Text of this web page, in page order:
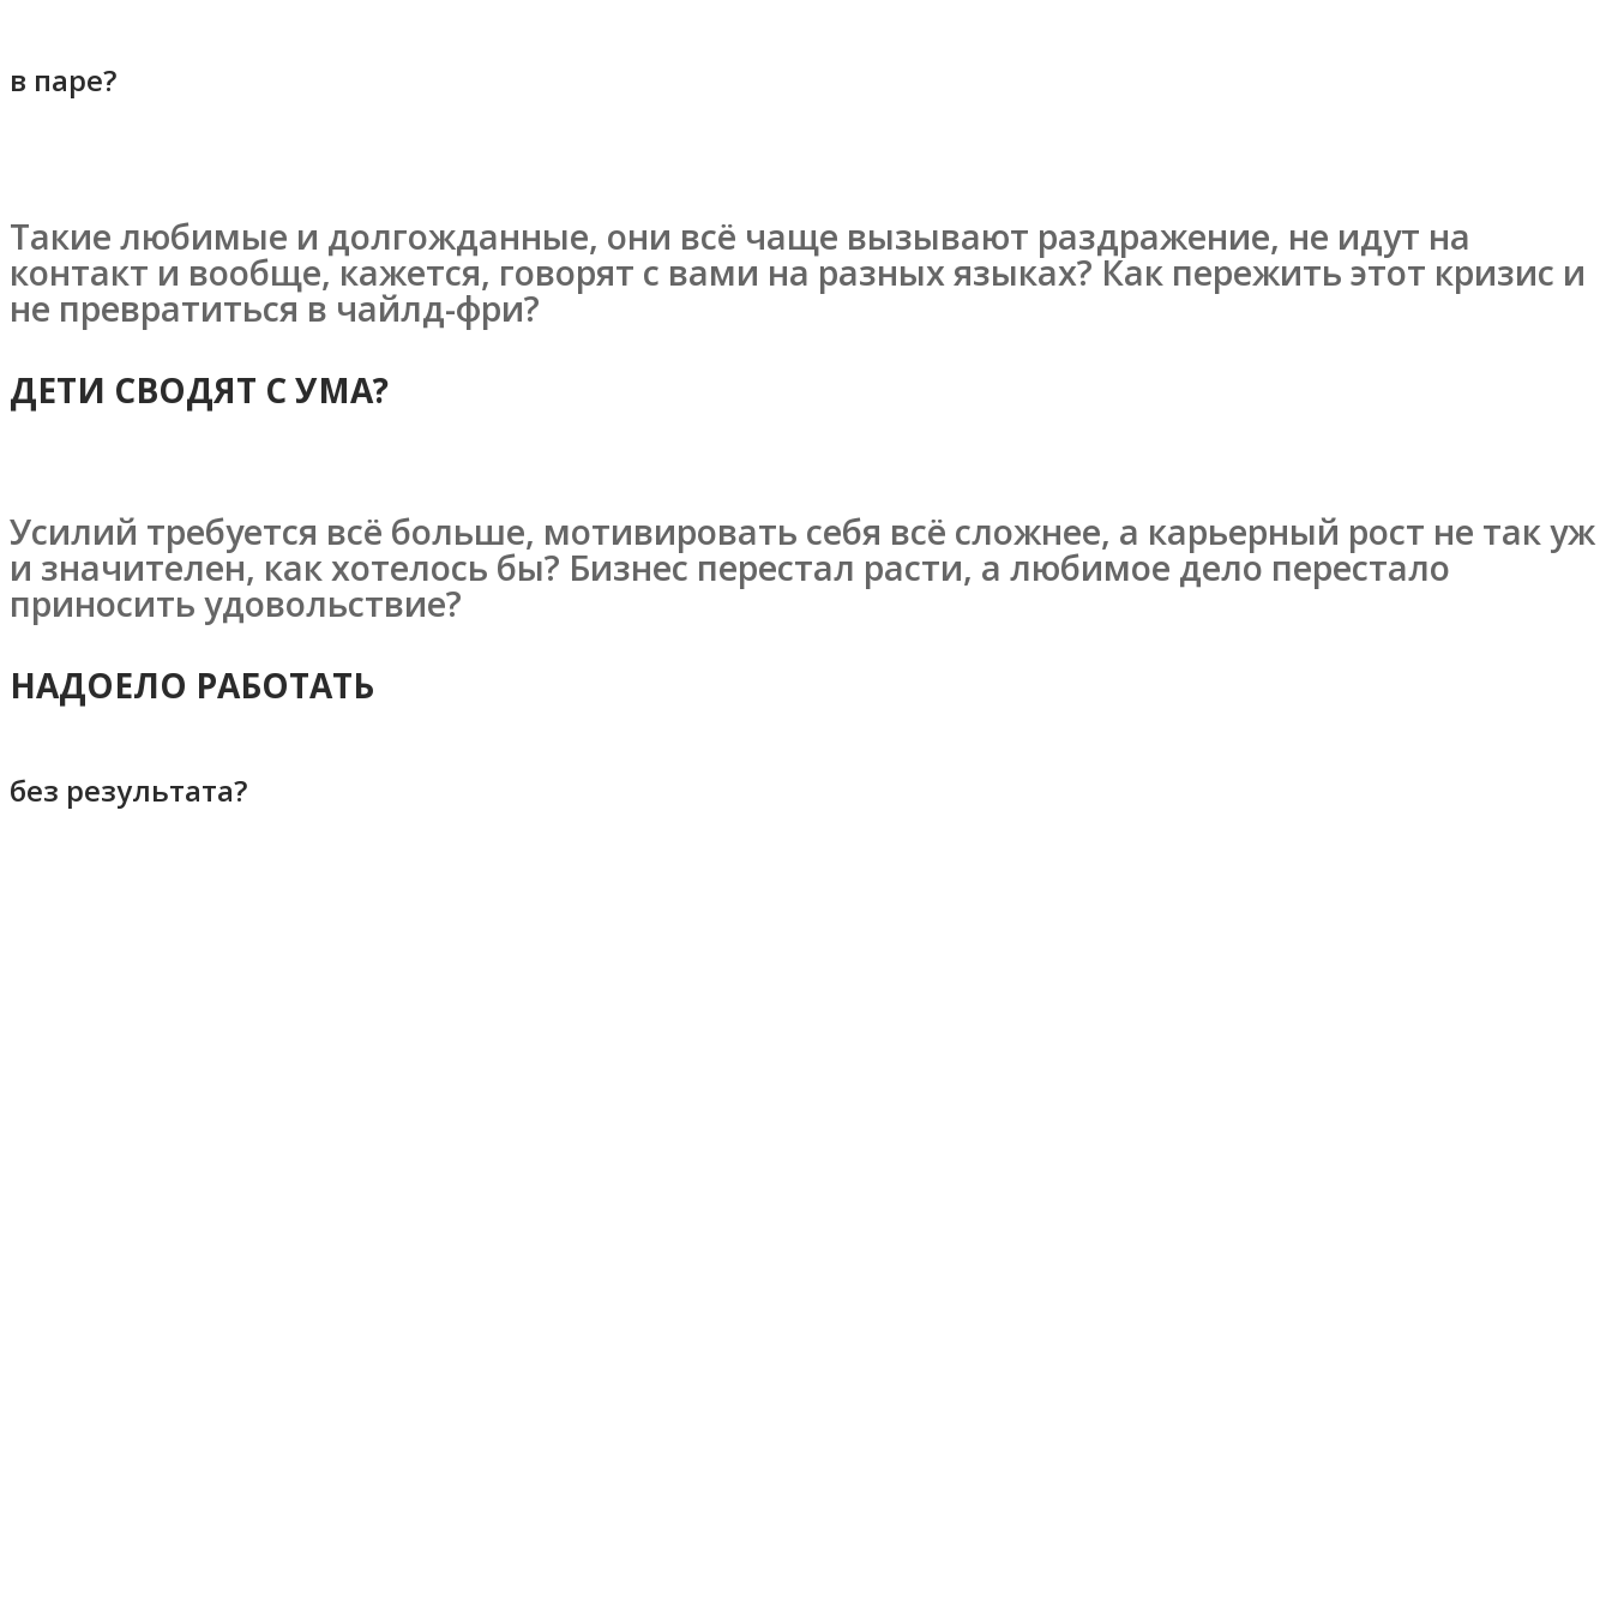
в паре?
Такие любимые и долгожданные, они всё чаще вызывают раздражение, не идут на
контакт и вообще, кажется, говорят с вами на разных языках? Как пережить этот кризис и
не превратиться в чайлд-фри?
ДЕТИ СВОДЯТ С УМА?
Усилий требуется всё больше, мотивировать себя всё сложнее, а карьерный рост не так уж
и значителен, как хотелось бы? Бизнес перестал расти, а любимое дело перестало
приносить удовольствие?
НАДОЕЛО РАБОТАТЬ
без результата?